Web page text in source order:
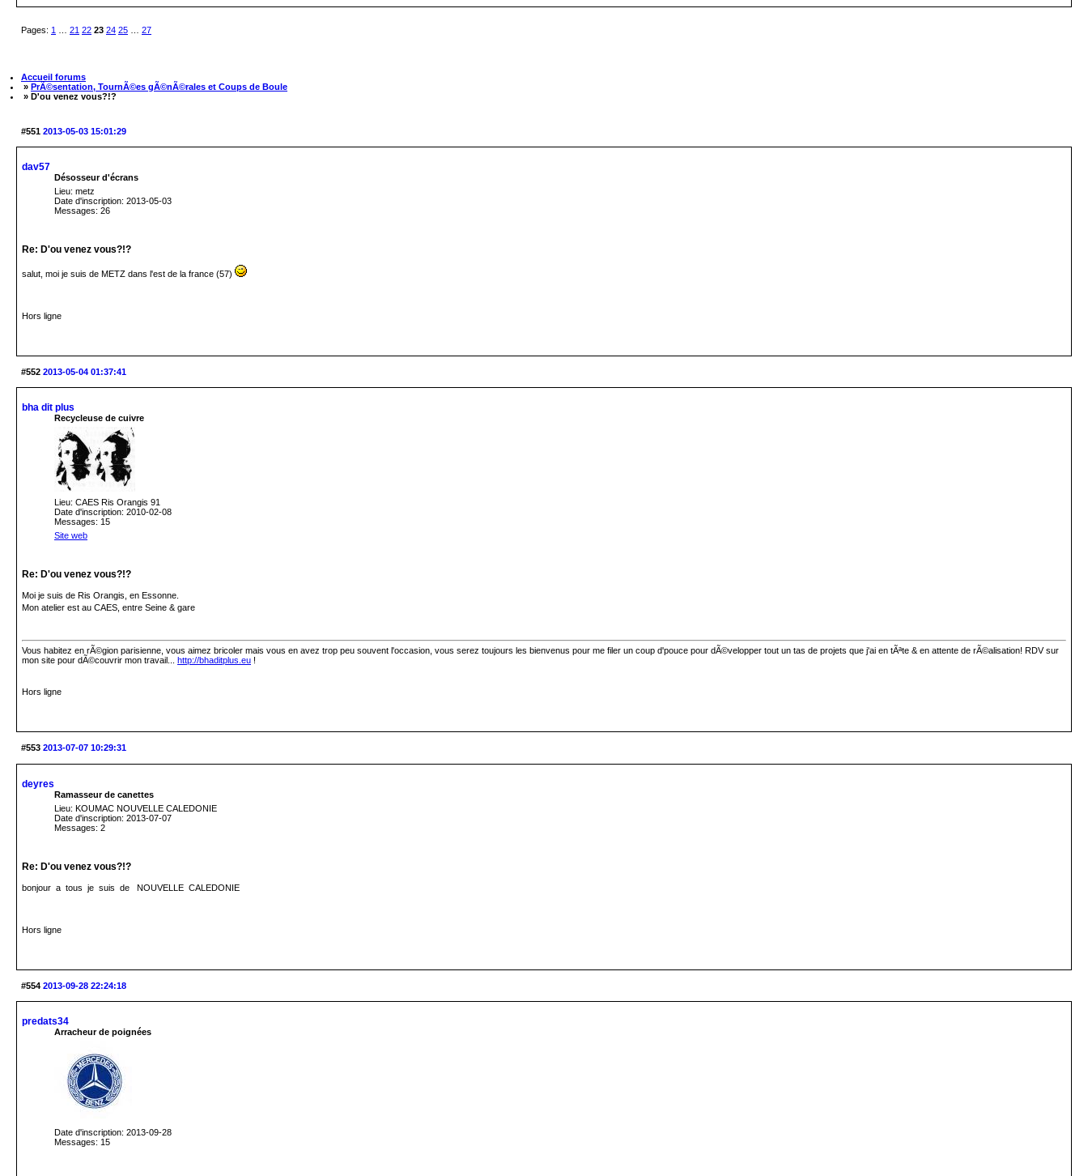
Pages: 1 … 21 22 23 24 25 … 27
Accueil forums
» PrÃ©sentation, TournÃ©es gÃ©nÃ©rales et Coups de Boule
» D'ou venez vous?!?
#551 2013-05-03 15:01:29
dav57
Désosseur d'écrans
Lieu: metz
Date d'inscription: 2013-05-03
Messages: 26
Re: D'ou venez vous?!?
salut, moi je suis de METZ dans l'est de la france (57)
Hors ligne
#552 2013-05-04 01:37:41
bha dit plus
Recycleuse de cuivre
Lieu: CAES Ris Orangis 91
Date d'inscription: 2010-02-08
Messages: 15
Site web
Re: D'ou venez vous?!?
Moi je suis de Ris Orangis, en Essonne.
Mon atelier est au CAES, entre Seine & gare
Vous habitez en rÃ©gion parisienne, vous aimez bricoler mais vous en avez trop peu souvent l'occasion, vous serez toujours les bienvenus pour me filer un coup d'pouce pour dÃ©velopper tout un tas de projets que j'ai en tÃªte & en attente de rÃ©alisation! RDV sur
mon site pour dÃ©couvrir mon travail... http://bhaditplus.eu !
Hors ligne
#553 2013-07-07 10:29:31
deyres
Ramasseur de canettes
Lieu: KOUMAC NOUVELLE CALEDONIE
Date d'inscription: 2013-07-07
Messages: 2
Re: D'ou venez vous?!?
bonjour a tous je suis de NOUVELLE CALEDONIE
Hors ligne
#554 2013-09-28 22:24:18
predats34
Arracheur de poignées
Date d'inscription: 2013-09-28
Messages: 15